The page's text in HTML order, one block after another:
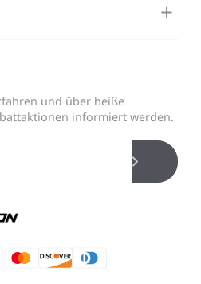
und über heiße
informiert werden.